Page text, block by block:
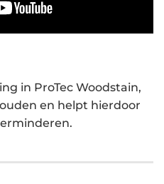
in ProTec Woodstain,
en helpt hierdoor